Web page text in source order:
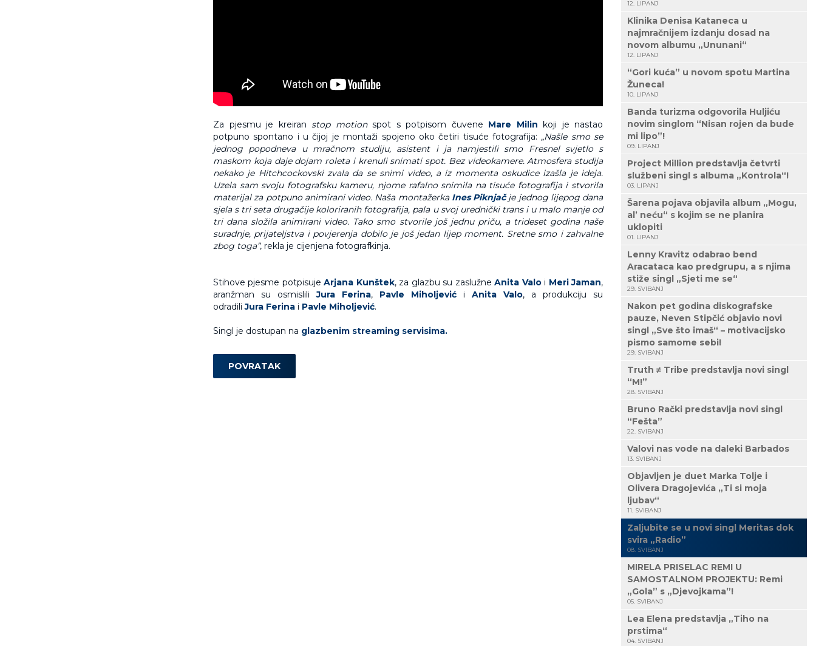
Za pjesmu je kreiran stop motionspot s potpisom čuvene Mare Milin koji je nastao
potpuno spontano i u čijoj je montaži spojeno oko četiri tisuće fotografija: „Našle smo se
jednog popodneva u mračnom studiju, asistent i ja namjestili smo Fresnel svjetlo s
maskom koja daje dojam roleta i krenuli snimati spot. Bez videokamere. Atmosfera studija
nekako je Hitchcockovski zvala da se snimi video, a iz momenta oskudice izašla je ideja.
Uzela sam svoju fotografsku kameru, njome rafalno snimila na tisuće fotografija i stvorila
materijal za potpuno animirani video. Naša montažerka Ines Piknjačje jednog lijepog dana
sjela s tri seta drugačije koloriranih fotografija, pala u svoj urednički trans i u malo manje od
tri dana složila animirani video. Tako smo stvorile još jednu priču, a trideset godina naše
suradnje, prijateljstva i povjerenja dobilo je još jedan lijep moment. Sretne smo i zahvalne
zbog toga”, rekla je cijenjena fotografkinja.
Stihove pjesme potpisujeArjana Kunštek, za glazbu su zaslužneAnita Valoi Meri Jaman,
aranžman su osmisliliJura Ferina, Pavle Miholjević i Anita Valo, a produkciju su
odradiliJura Ferina i Pavle Miholjević.
Singl je dostupan na glazbenim streaming servisima.
POVRATAK
12. LIPANJ
Klinika Denisa Kataneca u
najmračnijem izdanju dosad na
novom albumu „Ununani“
12. LIPANJ
“Gori kuća” u novom spotu Martina
Žuneca!
10. LIPANJ
Banda turizma odgovorila Huljiću
novim singlom “Nisan rojen da bude
mi lipo”!
09. LIPANJ
Project Million predstavlja četvrti
službeni singl s albuma „Kontrola“!
03. LIPANJ
Šarena pojava objavila album „Mogu,
al’ neću“ s kojim se ne planira
uklopiti
01. LIPANJ
Lenny Kravitz odabrao bend
Aracataca kao predgrupu, a s njima
stiže singl „Sjeti me se“
29. SVIBANJ
Nakon pet godina diskografske
pauze, Neven Stipčić objavio novi
singl „Sve što imaš“ – motivacijsko
pismo samome sebi!
29. SVIBANJ
Truth ≠ Tribe predstavlja novi singl
“M!”
28. SVIBANJ
Bruno Rački predstavlja novi singl
“Fešta”
22. SVIBANJ
Valovi nas vode na daleki Barbados
13. SVIBANJ
Objavljen je duet Marka Tolje i
Olivera Dragojevića „Ti si moja
ljubav“
11. SVIBANJ
Zaljubite se u novi singl Meritas dok
svira „Radio”
08. SVIBANJ
MIRELA PRISELAC REMI U
SAMOSTALNOM PROJEKTU: Remi
„Gola” s „Djevojkama”!
05. SVIBANJ
Lea Elena predstavlja „Tiho na
prstima“
04. SVIBANJ